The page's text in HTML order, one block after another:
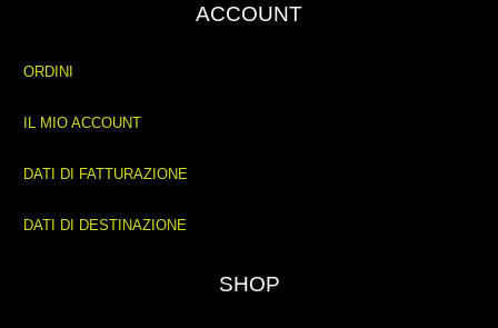
ACCOUNT
ORDINI
IL MIO ACCOUNT
DATI DI FATTURAZIONE
DATI DI DESTINAZIONE
SHOP